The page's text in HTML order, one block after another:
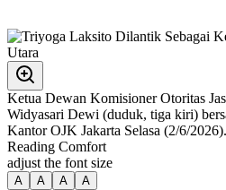
Ketua Dewan Komisioner Otoritas
Widyasari Dewi (duduk, tiga kiri)
Kantor OJK Jakarta Selasa (2/6/
Reading Comfort
adjust the font size
A A A A